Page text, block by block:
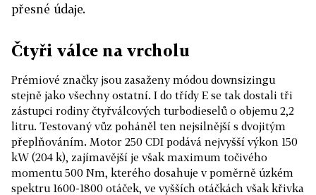
přesné údaje.
Čtyři válce na vrcholu
Prémiové značky jsou zasaženy módou downsizingu
stejně jako všechny ostatní. I do třídy E se tak dostali tři
zástupci rodiny čtyřválcových turbodieselů o objemu 2,2
litru. Testovaný vůz poháněl ten nejsilnější s dvojitým
přeplňováním. Motor 250 CDI podává nejvyšší výkon 150
kW (204 k), zajímavější je však maximum točivého
momentu 500 Nm, kterého dosahuje v poměrně úzkém
spektru 1600-1800 otáček, ve vyšších otáčkách však křivka